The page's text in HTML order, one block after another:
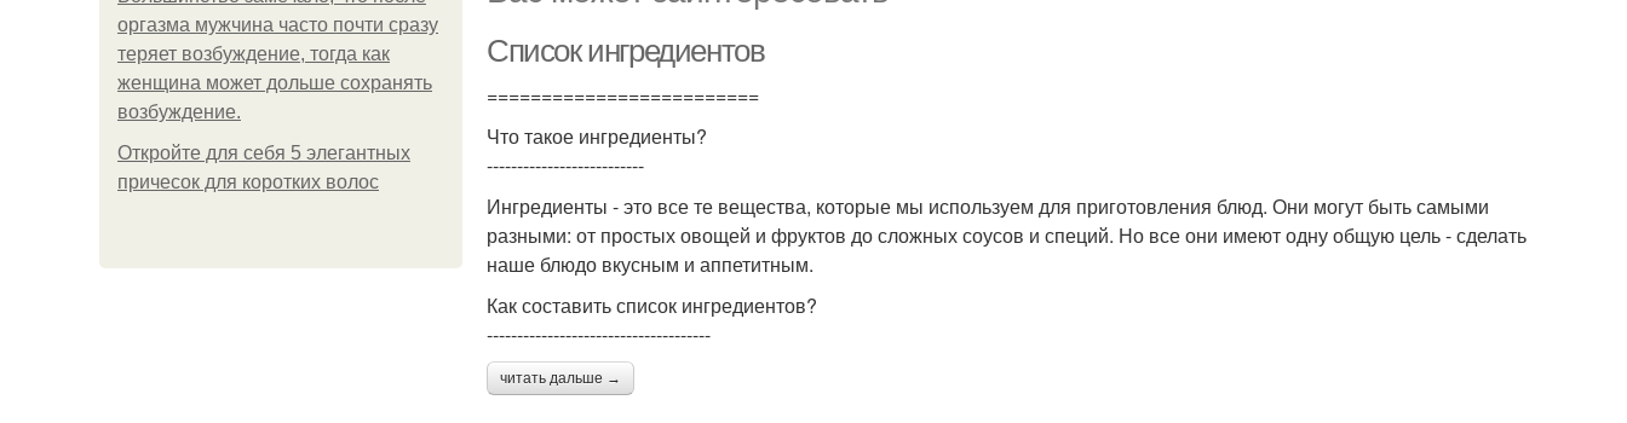
оргазма мужчина часто почти сразу
теряет возбуждение, тогда как
женщина может дольше сохранять
возбуждение.
Откройте для себя 5 элегантных
причесок для коротких волос
Список ингредиентов
=========================
Что такое ингредиенты?
--------------------------
Ингредиенты - это все те вещества, которые мы используем для приготовления блюд. Они могут быть самыми
разными: от простых овощей и фруктов до сложных соусов и специй. Но все они имеют одну общую цель - сделать
наше блюдо вкусным и аппетитным.
Как составить список ингредиентов?
-------------------------------------
читать дальше →